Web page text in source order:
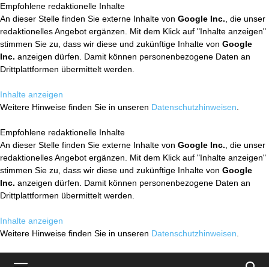
Empfohlene redaktionelle Inhalte
An dieser Stelle finden Sie externe Inhalte von Google Inc. , die unser
redaktionelles Angebot ergänzen. Mit dem Klick auf "Inhalte anzeigen"
stimmen Sie zu, dass wir diese und zukünftige Inhalte von Google
Inc. anzeigen dürfen. Damit können personenbezogene Daten an
Drittplattformen übermittelt werden.
Inhalte anzeigen
Weitere Hinweise finden Sie in unseren Datenschutzhinweisen
Empfohlene redaktionelle Inhalte
An dieser Stelle finden Sie externe Inhalte von Google Inc. , die unser
redaktionelles Angebot ergänzen. Mit dem Klick auf "Inhalte anzeigen"
stimmen Sie zu, dass wir diese und zukünftige Inhalte von Google
Inc. anzeigen dürfen. Damit können personenbezogene Daten an
Drittplattformen übermittelt werden.
Inhalte anzeigen
Weitere Hinweise finden Sie in unseren Datenschutzhinweisen